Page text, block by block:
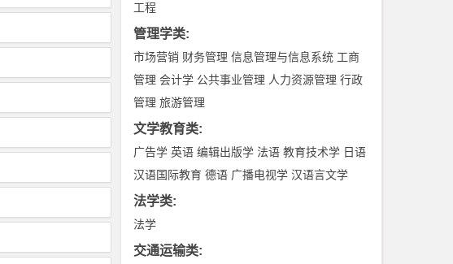
工程
管理学类:
市场营销 财务管理 信息管理与信息系统 工商
管理 会计学 公共事业管理 人力资源管理 行政
管理 旅游管理
文学教育类:
广告学 英语 编辑出版学 法语 教育技术学 日语
汉语国际教育 德语 广播电视学 汉语言文学
法学类:
法学
交通运输类: